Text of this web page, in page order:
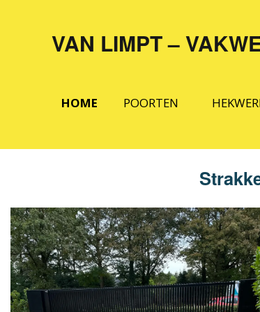
VAN LIMPT –
HOME POORTEN
DRAAIPOORTEN
ROLPOORTEN
SIER
GAAS EN